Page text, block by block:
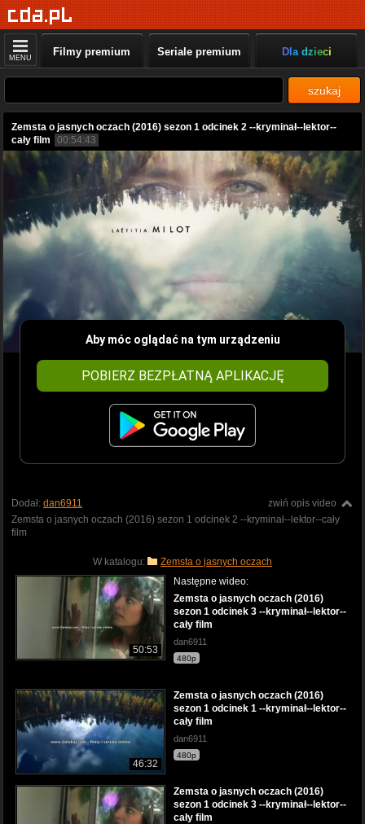
MENU Filmy premium Seriale premium Dla dzieci
szukaj
Zemsta o jasnych oczach (2016) sezon 1 odcinek 2 --kryminał--lektor--
cały film
00:54:43
Aby móc oglądać na tym urządzeniu
POBIERZ BEZPŁATNĄ APLIKACJĘ
zwiń opis video
Dodał: dan6911
Zemsta o jasnych oczach (2016) sezon 1 odcinek 2 --kryminał--lektor--cały
film
W katalogu: Zemsta o jasnych oczach
50:53
Następne wideo:
Zemsta o jasnych oczach (2016)
sezon 1 odcinek 3 --kryminał--lektor--
cały film
dan6911
480p
46:32
Zemsta o jasnych oczach (2016)
sezon 1 odcinek 1 --kryminał--lektor--
cały film
dan6911
480p
Zemsta o jasnych oczach (2016)
sezon 1 odcinek 3 --kryminał--lektor--
cały film